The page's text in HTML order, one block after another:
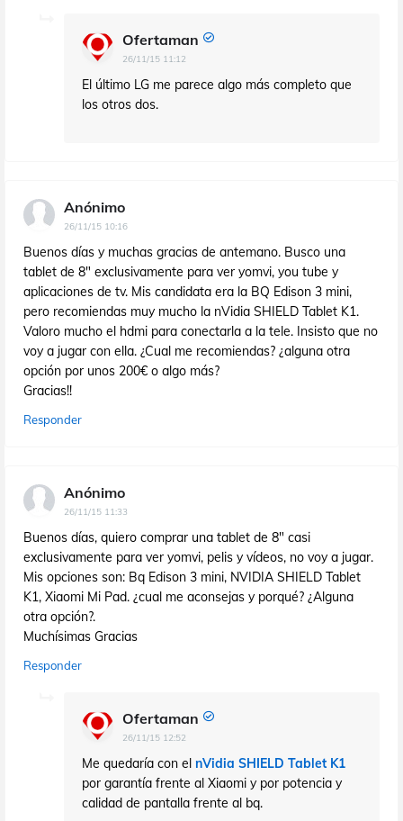
Ofertaman
26/11/15 11:12
El último LG me parece algo más completo que
los otros dos.
Anónimo
26/11/15 10:16
Buenos días y muchas gracias de antemano. Busco una
tablet de 8" exclusivamente para ver yomvi, you tube y
aplicaciones de tv. Mis candidata era la BQ Edison 3 mini,
pero recomiendas muy mucho la nVidia SHIELD Tablet K1.
Valoro mucho el hdmi para conectarla a la tele. Insisto que no
voy a jugar con ella. ¿Cual me recomiendas? ¿alguna otra
opción por unos 200€ o algo más?
Gracias!!
Responder
Anónimo
26/11/15 11:33
Buenos días, quiero comprar una tablet de 8" casi
exclusivamente para ver yomvi, pelis y vídeos, no voy a jugar.
Mis opciones son: Bq Edison 3 mini, NVIDIA SHIELD Tablet
K1, Xiaomi Mi Pad. ¿cual me aconsejas y porqué? ¿Alguna
otra opción?.
Muchísimas Gracias
Responder
Ofertaman
26/11/15 12:52
Me quedaría con el nVidia SHIELD Tablet K1
por garantía frente al Xiaomi y por potencia y
calidad de pantalla frente al bq.